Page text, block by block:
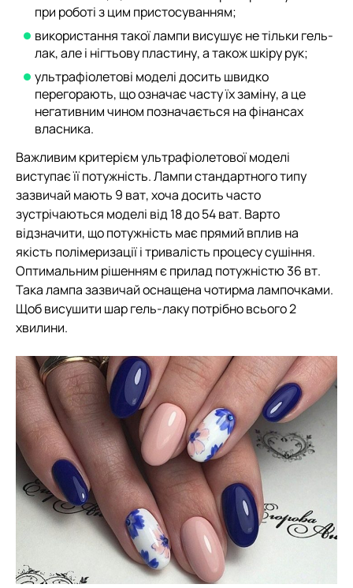
при роботі з цим пристосуванням;
використання такої лампи висушує не тільки гель-
лак, але і нігтьову пластину, а також шкіру рук;
ультрафіолетові моделі досить швидко
перегорають, що означає часту їх заміну, а це
негативним чином позначається на фінансах
власника.
Важливим критерієм ультрафіолетової моделі
виступає її потужність. Лампи стандартного типу
зазвичай мають 9 ват, хоча досить часто
зустрічаються моделі від 18 до 54 ват. Варто
відзначити, що потужність має прямий вплив на
якість полімеризації і тривалість процесу сушіння.
Оптимальним рішенням є прилад потужністю 36 вт.
Така лампа зазвичай оснащена чотирма лампочками.
Щоб висушити шар гель-лаку потрібно всього 2
хвилини.